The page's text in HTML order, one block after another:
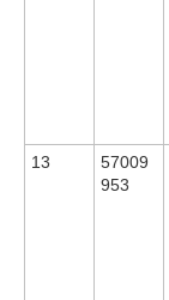
13
57009
953